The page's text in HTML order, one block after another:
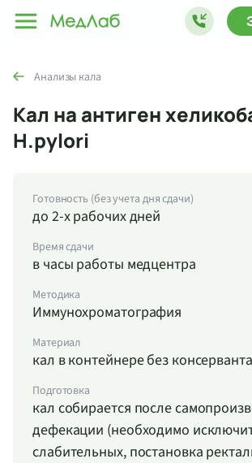
Анализы кала
Кал на антиген
H.pylori
Готовность (без учета дня сдачи)
до 2-х рабочих дней
Время сдачи
в часы работы медцентра
Методика
Иммунохроматография
Материал
кал в контейнере без консерванта
Подготовка
кал собирается после
дефекации (необходимо
слабительных, постановка